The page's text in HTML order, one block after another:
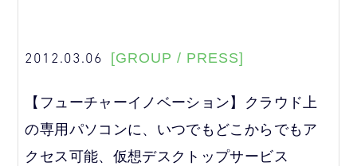
2012.03.06 [GROUP / PRESS]
【フューチャーイノベーション】クラウド上
の専用パソコンに、いつでもどこからでもア
クセス可能、仮想デスクトップサービス